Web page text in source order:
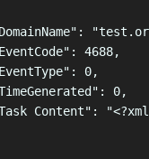
4688,
0,
0,
Content":